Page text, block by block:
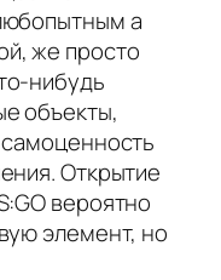
а
же просто
нибудь
объекты,
Открытие
вероятно
элемент, но